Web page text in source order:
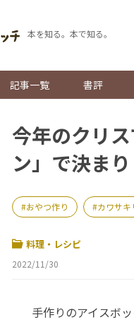
本を知る。本で知る。
記事一覧 書評
今年のクリ
ン」で決まり
おやつ作り カワサキ
料理・レシピ
2022/11/30
手作りのアイスボ